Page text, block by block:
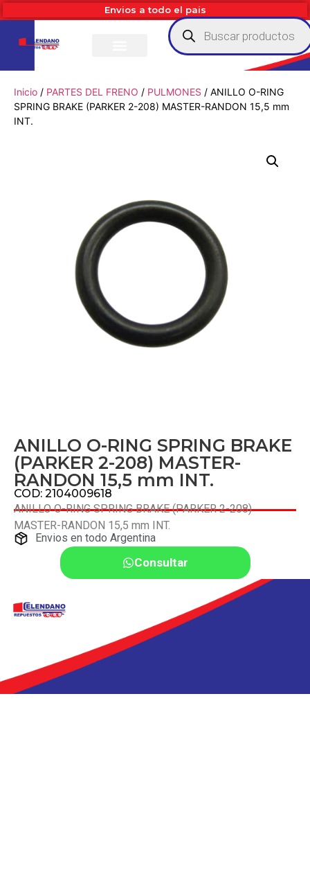
Envios a todo el pais
Inicio / PARTES DEL FRENO / PULMONES / ANILLO O-RING
SPRING BRAKE (PARKER 2-208) MASTER-RANDON 15,5 mm
INT.
ANILLO O-RING SPRING BRAKE
(PARKER 2-208) MASTER-
RANDON 15,5 mm INT.
COD: 2104009618
ANILLO O-RING SPRING BRAKE (PARKER 2-208)
MASTER-RANDON 15,5 mm INT.
Envios en todo Argentina
Consultar